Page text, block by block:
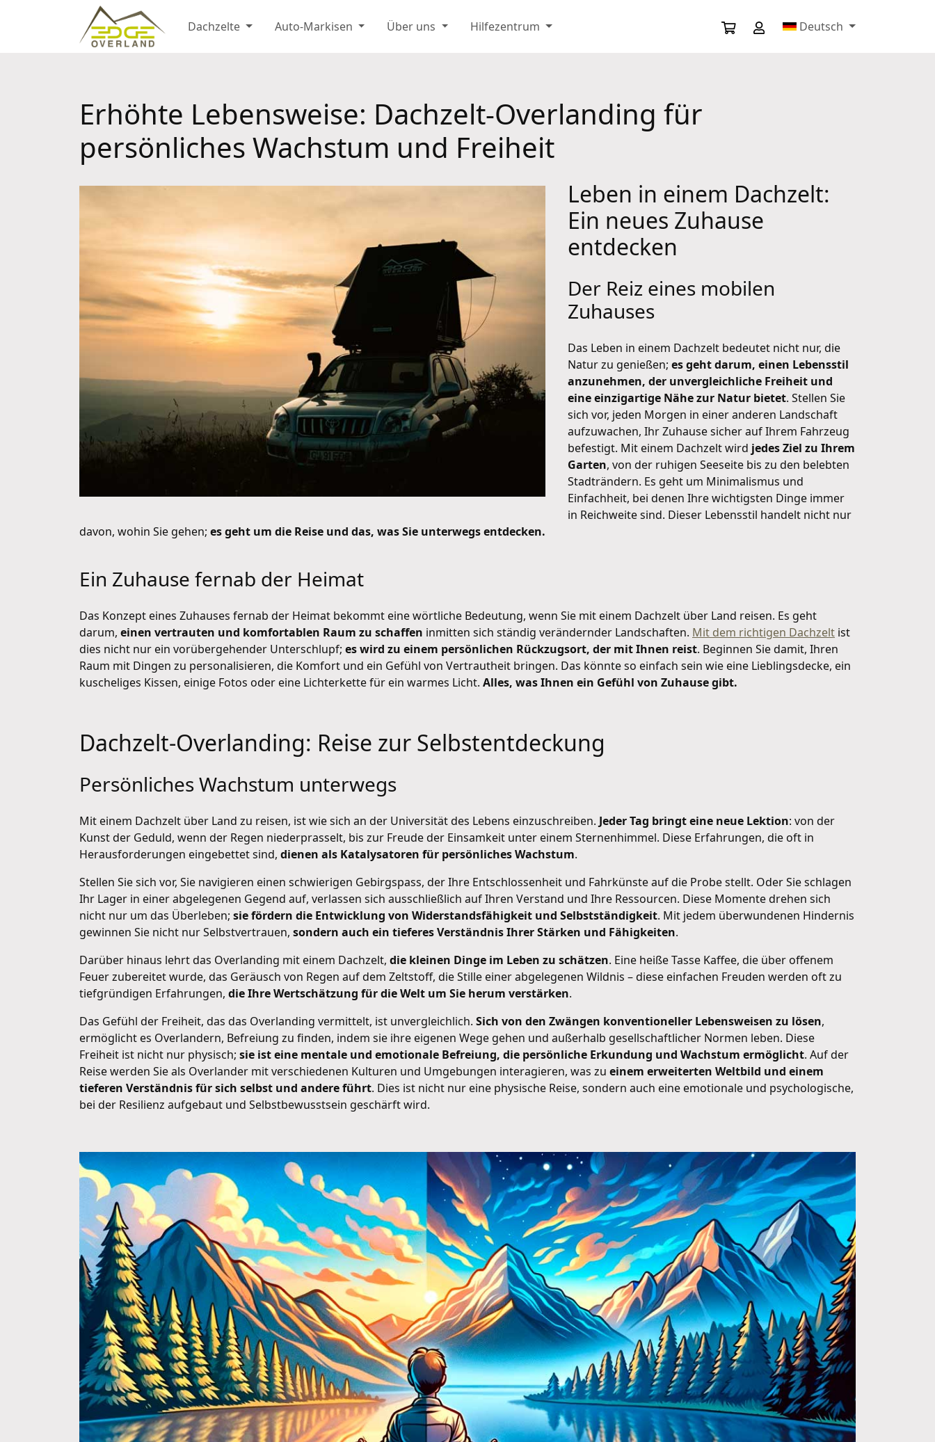
Dachzelte Auto-Markisen Über uns Hilfezentrum Deutsch
Erhöhte Lebensweise: Dachzelt-Overlanding für
persönliches Wachstum und Freiheit
Leben in einem Dachzelt:
Ein neues Zuhause
entdecken
Der Reiz eines mobilen
Zuhauses
Das Leben in einem Dachzelt bedeutet nicht nur, die
Natur zu genießen; es geht darum, einen Lebensstil
anzunehmen, der unvergleichliche Freiheit und
eine einzigartige Nähe zur Natur bietet. Stellen Sie
sich vor, jeden Morgen in einer anderen Landschaft
aufzuwachen, Ihr Zuhause sicher auf Ihrem Fahrzeug
befestigt. Mit einem Dachzelt wird jedes Ziel zu Ihrem
Garten, von der ruhigen Seeseite bis zu den belebten
Stadträndern. Es geht um Minimalismus und
Einfachheit, bei denen Ihre wichtigsten Dinge immer
in Reichweite sind. Dieser Lebensstil handelt nicht nur
davon, wohin Sie gehen; es geht um die Reise und das, was Sie unterwegs entdecken.
Ein Zuhause fernab der Heimat
Das Konzept eines Zuhauses fernab der Heimat bekommt eine wörtliche Bedeutung, wenn Sie mit einem Dachzelt über Land reisen. Es geht
darum, einen vertrauten und komfortablen Raum zu schaffen inmitten sich ständig verändernder Landschaften. Mit dem richtigen Dachzelt ist
dies nicht nur ein vorübergehender Unterschlupf; es wird zu einem persönlichen Rückzugsort, der mit Ihnen reist. Beginnen Sie damit, Ihren
Raum mit Dingen zu personalisieren, die Komfort und ein Gefühl von Vertrautheit bringen. Das könnte so einfach sein wie eine Lieblingsdecke, ein
kuscheliges Kissen, einige Fotos oder eine Lichterkette für ein warmes Licht. Alles, was Ihnen ein Gefühl von Zuhause gibt.
Dachzelt-Overlanding: Reise zur Selbstentdeckung
Persönliches Wachstum unterwegs
Mit einem Dachzelt über Land zu reisen, ist wie sich an der Universität des Lebens einzuschreiben. Jeder Tag bringt eine neue Lektion: von der
Kunst der Geduld, wenn der Regen niederprasselt, bis zur Freude der Einsamkeit unter einem Sternenhimmel. Diese Erfahrungen, die oft in
Herausforderungen eingebettet sind, dienen als Katalysatoren für persönliches Wachstum.
Stellen Sie sich vor, Sie navigieren einen schwierigen Gebirgspass, der Ihre Entschlossenheit und Fahrkünste auf die Probe stellt. Oder Sie schlagen
Ihr Lager in einer abgelegenen Gegend auf, verlassen sich ausschließlich auf Ihren Verstand und Ihre Ressourcen. Diese Momente drehen sich
nicht nur um das Überleben; sie fördern die Entwicklung von Widerstandsfähigkeit und Selbstständigkeit. Mit jedem überwundenen Hindernis
gewinnen Sie nicht nur Selbstvertrauen, sondern auch ein tieferes Verständnis Ihrer Stärken und Fähigkeiten.
Darüber hinaus lehrt das Overlanding mit einem Dachzelt, die kleinen Dinge im Leben zu schätzen. Eine heiße Tasse Kaffee, die über offenem
Feuer zubereitet wurde, das Geräusch von Regen auf dem Zeltstoff, die Stille einer abgelegenen Wildnis – diese einfachen Freuden werden oft zu
tiefgründigen Erfahrungen, die Ihre Wertschätzung für die Welt um Sie herum verstärken.
Das Gefühl der Freiheit, das das Overlanding vermittelt, ist unvergleichlich. Sich von den Zwängen konventioneller Lebensweisen zu lösen,
ermöglicht es Overlandern, Befreiung zu finden, indem sie ihre eigenen Wege gehen und außerhalb gesellschaftlicher Normen leben. Diese
Freiheit ist nicht nur physisch; sie ist eine mentale und emotionale Befreiung, die persönliche Erkundung und Wachstum ermöglicht. Auf der
Reise werden Sie als Overlander mit verschiedenen Kulturen und Umgebungen interagieren, was zu einem erweiterten Weltbild und einem
tieferen Verständnis für sich selbst und andere führt. Dies ist nicht nur eine physische Reise, sondern auch eine emotionale und psychologische,
bei der Resilienz aufgebaut und Selbstbewusstsein geschärft wird.